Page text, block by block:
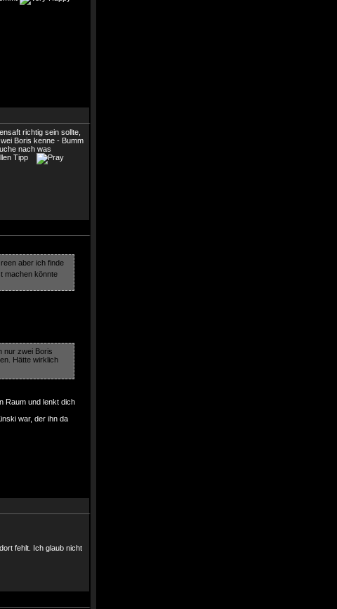
richtig sein sollte,
Boris kenne - Bumm
nach was
Tipp
aber ich finde
machen könnte
nur zwei Boris
Hätte wirklich
Raum und lenkt dich
war, der ihn da
fehlt. Ich glaub nicht